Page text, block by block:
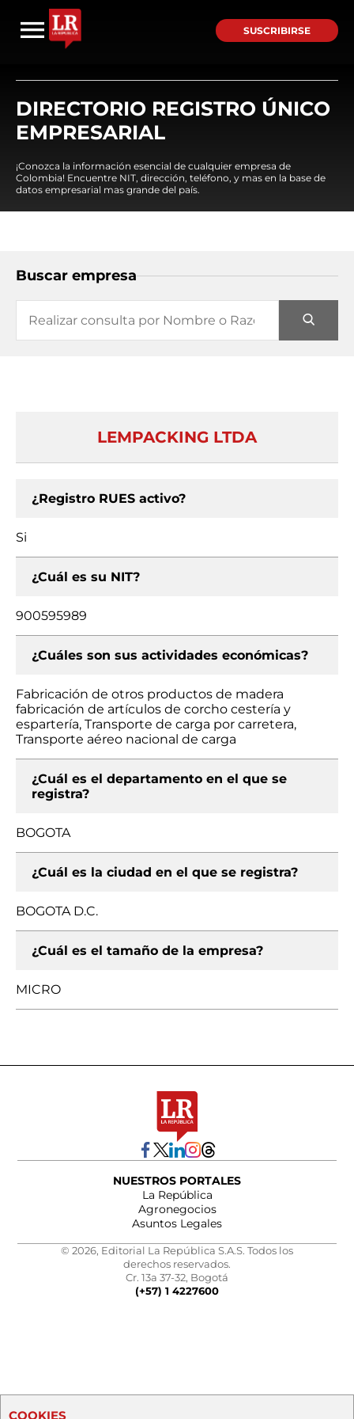
SUSCRIBIRSE
DIRECTORIO REGISTRO ÚNICO
EMPRESARIAL
¡Conozca la información esencial de cualquier empresa de
Colombia! Encuentre NIT, dirección, teléfono, y mas en la base de
datos empresarial mas grande del país.
Buscar empresa
LEMPACKING LTDA
¿Registro RUES activo?
Si
¿Cuál es su NIT?
900595989
¿Cuáles son sus actividades económicas?
Fabricación de otros productos de madera
fabricación de artículos de corcho cestería y
espartería, Transporte de carga por carretera,
Transporte aéreo nacional de carga
¿Cuál es el departamento en el que se
registra?
BOGOTA
¿Cuál es la ciudad en el que se registra?
BOGOTA D.C.
¿Cuál es el tamaño de la empresa?
MICRO
NUESTROS PORTALES
La República
Agronegocios
Asuntos Legales
© 2026, Editorial La República S.A.S. Todos los
derechos reservados.
Cr. 13a 37-32, Bogotá
(+57) 1 4227600
COOKIES